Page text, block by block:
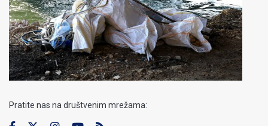
Pratite nas na društvenim mrežama: